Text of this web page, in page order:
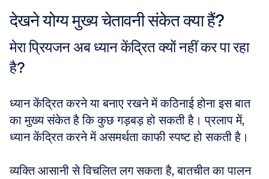
देखने योग्य मुख्य चेतावनी संकेत क्या हैं?
मेरा प्रियजन अब ध्यान केंद्रित क्यों नहीं कर पा रहा
है?
ध्यान केंद्रित करने या बनाए रखने में कठिनाई होना इस बात
का मुख्य संकेत है कि कुछ गड़बड़ हो सकती है। प्रलाप में,
ध्यान केंद्रित करने में असमर्थता काफी स्पष्ट हो सकती है।
व्यक्ति आसानी से विचलित लग सकता है, बातचीत का पालन